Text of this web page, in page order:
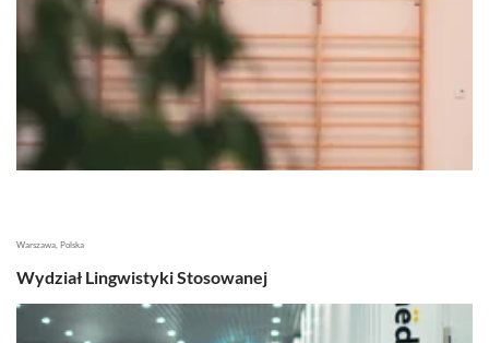
Warszawa, Polska
Wydział Lingwistyki Stosowanej